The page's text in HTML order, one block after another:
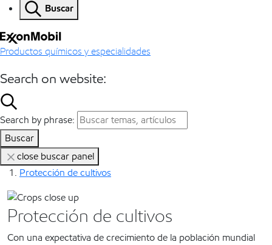
Buscar
Productos químicos y especialidades
Search on website:
Search by phrase:
Buscar
close buscar panel
Protección de cultivos
Protección de cultivos
Con una expectativa de crecimiento de la población mundial